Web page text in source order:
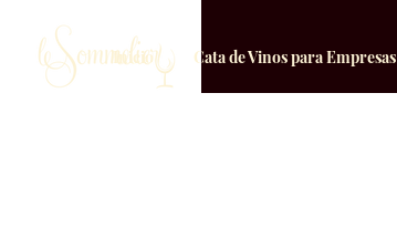
Inicio Cata de Vinos para Empresas